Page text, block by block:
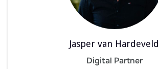
Jasper van Hardeveld
Digital Partner